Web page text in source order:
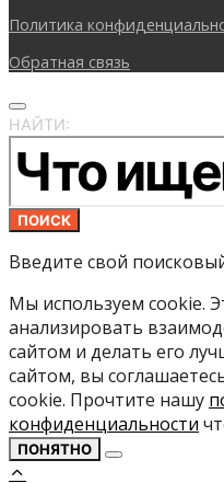
Политика
Обратная связь
НАЙТИ:
ПОИСК
Введите свой
Мы используем cookie.
анализировать
сайтом и делать его
сайтом, вы
cookie. Прочтите нашу
конфиденциальности
ПОНЯТНО